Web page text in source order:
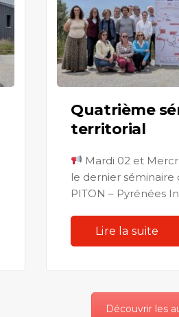
Quatrième
territorial
Mardi 02 et
le dernier
PITON – Pyrénées
Lire la suite
Découvrir les